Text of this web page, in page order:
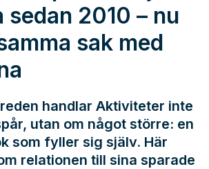
sedan 2010 – nu
sak med
handlar Aktiviteter inte
utan om något större: en
som fyller sig själv. Här
relationen till sina sparade